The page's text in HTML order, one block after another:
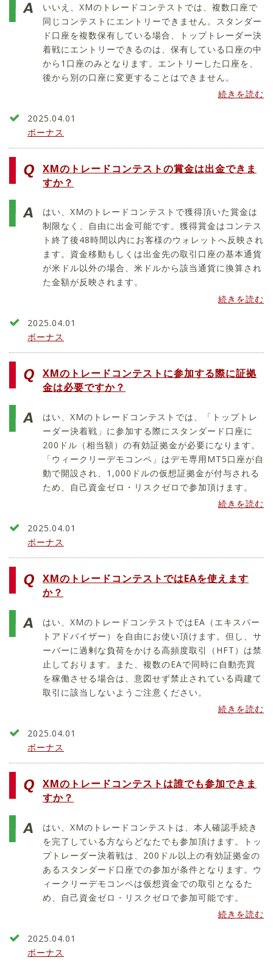
いいえ、XMのトレードコンテストでは、複数口座で
同じコンテストにエントリーできません。スタンダー
ド口座を複数保有している場合、トップトレーダー決
着戦にエントリーできるのは、保有している口座の中
から1口座のみとなります。エントリーした口座を、
後から別の口座に変更することはできません。
続きを読む
2025.04.01
ボーナス
XMのトレードコンテストの賞金は出金できま
すか？
はい、XMのトレードコンテストで獲得頂いた賞金は
制限なく、自由に出金可能です。獲得賞金はコンテス
ト終了後48時間以内にお客様のウォレットへ反映され
ます。資金移動もしくは出金先の取引口座の基本通貨
が米ドル以外の場合、米ドルから該当通貨に換算され
た金額が反映されます。
続きを読む
2025.04.01
ボーナス
XMのトレードコンテストに参加する際に証拠
金は必要ですか？
はい、XMのトレードコンテストでは、「トップトレ
ーダー決着戦」に参加する際にスタンダード口座に
200ドル（相当額）の有効証拠金が必要になります。
「ウィークリーデモコンペ」はデモ専用MT5口座が自
動で開設され、1,000ドルの仮想証拠金が付与される
ため、自己資金ゼロ・リスクゼロで参加頂けます。
続きを読む
2025.04.01
ボーナス
XMのトレードコンテストではEAを使えます
か？
はい、XMのトレードコンテストではEA（エキスパー
トアドバイザー）を自由にお使い頂けます。但し、サ
ーバーに過剰な負荷をかける高頻度取引（HFT）は禁
止しております。また、複数のEAで同時に自動売買
を稼働させる場合は、意図せず禁止されている両建て
取引に該当しないようご注意ください。
続きを読む
2025.04.01
ボーナス
XMのトレードコンテストは誰でも参加できま
すか？
はい、XMのトレードコンテストは、本人確認手続き
を完了している方ならどなたでも参加頂けます。トッ
プトレーダー決着戦は、200ドル以上の有効証拠金の
あるスタンダード口座での参加が条件となります。ウ
ィークリーデモコンペは仮想資金での取引となるた
め、自己資金ゼロ・リスクゼロで参加可能です。
続きを読む
2025.04.01
ボーナス